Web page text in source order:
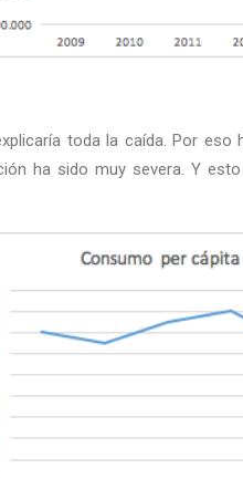
toda la caída. Por eso
ha sido muy severa. Y